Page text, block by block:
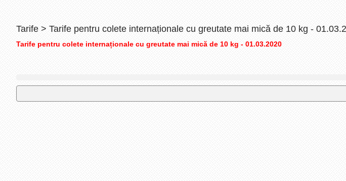
Tarife > Tarife pentru colete internaționale cu greutate mai mică de 10 kg -
Tarife pentru colete internaționale cu greutate mai mică de 10 kg - 01.03.2020